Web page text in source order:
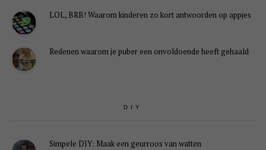
LOL, BRB! Waarom kinderen zo kort antwoorden op appjes
Redenen waarom je puber een onvoldoende heeft gehaald
DIY
Simpele DIY: Maak een geurroos van watten